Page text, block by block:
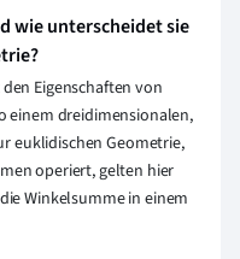
wie unterscheidet sie
Eigenschaften von
einem dreidimensionalen,
euklidischen Geometrie,
operiert, gelten hier
Winkelsumme in einem